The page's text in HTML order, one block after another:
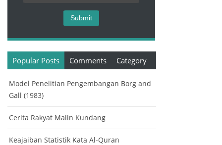
Popular Posts Comments Category
Model Penelitian Pengembangan Borg and
Gall (1983)
Cerita Rakyat Malin Kundang
Keajaiban Statistik Kata Al-Quran